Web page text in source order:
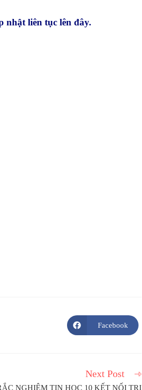
nhật liên tục lên đây.
Opens
in
Facebook
Next Post
NGHIỆM TIN HỌC 10 KẾT NỐI TRI